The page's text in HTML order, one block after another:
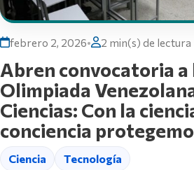
febrero 2, 2026• 2 min(s) de lectura
Abren convocatoria a
Olimpiada
Ciencias: Con la
conciencia
Ciencia Tecnología